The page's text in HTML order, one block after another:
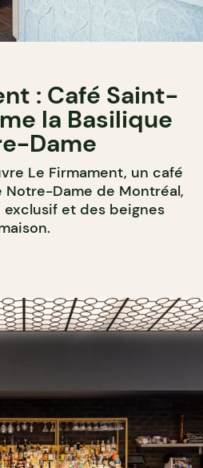
: Café Saint-
la Basilique
Dame
Le Firmament, un café
Notre-Dame de Montréal,
exclusif et des beignes